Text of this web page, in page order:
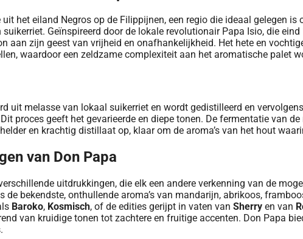
het eiland Negros op de Filippijnen, een regio die ideaal gelegen is
Geïnspireerd door de lokale revolutionair Papa Isio, die eind
aan zijn geest van vrijheid en onafhankelijkheid. Het hete en
waardoor een zeldzame complexiteit aan het aromatische palet
uit melasse van lokaal suikerriet en wordt gedistilleerd en
proces geeft het gevarieerde en diepe tonen. De fermentatie van
en krachtig distillaat op, klaar om de aroma’s van het hout
van Don Papa
uitdrukkingen, die elk een andere verkenning van de
de bekendste, onthullende aroma’s van mandarijn, abrikoos,
Baroko, Kosmisch, of de edities gerijpt in vaten van Sherry en van
van kruidige tonen tot zachtere en fruitige accenten. Don Papa